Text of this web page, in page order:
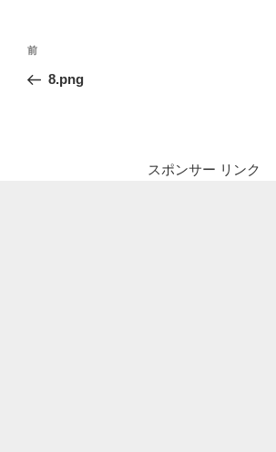
投
ナ
前
の
前
8.png
スポンサー リンク